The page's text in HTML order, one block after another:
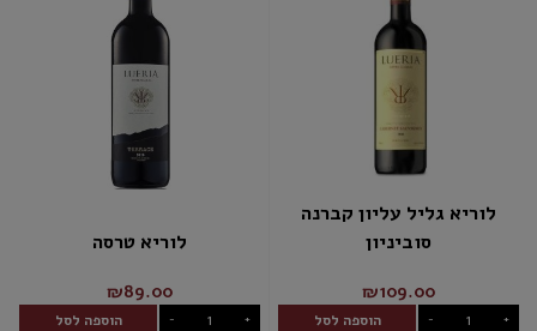
לוריא גליל עליון קברנה
סוביניון
₪109.00
- + הוספה לסל
לוריא טרסה
₪89.00
- + הוספה לסל